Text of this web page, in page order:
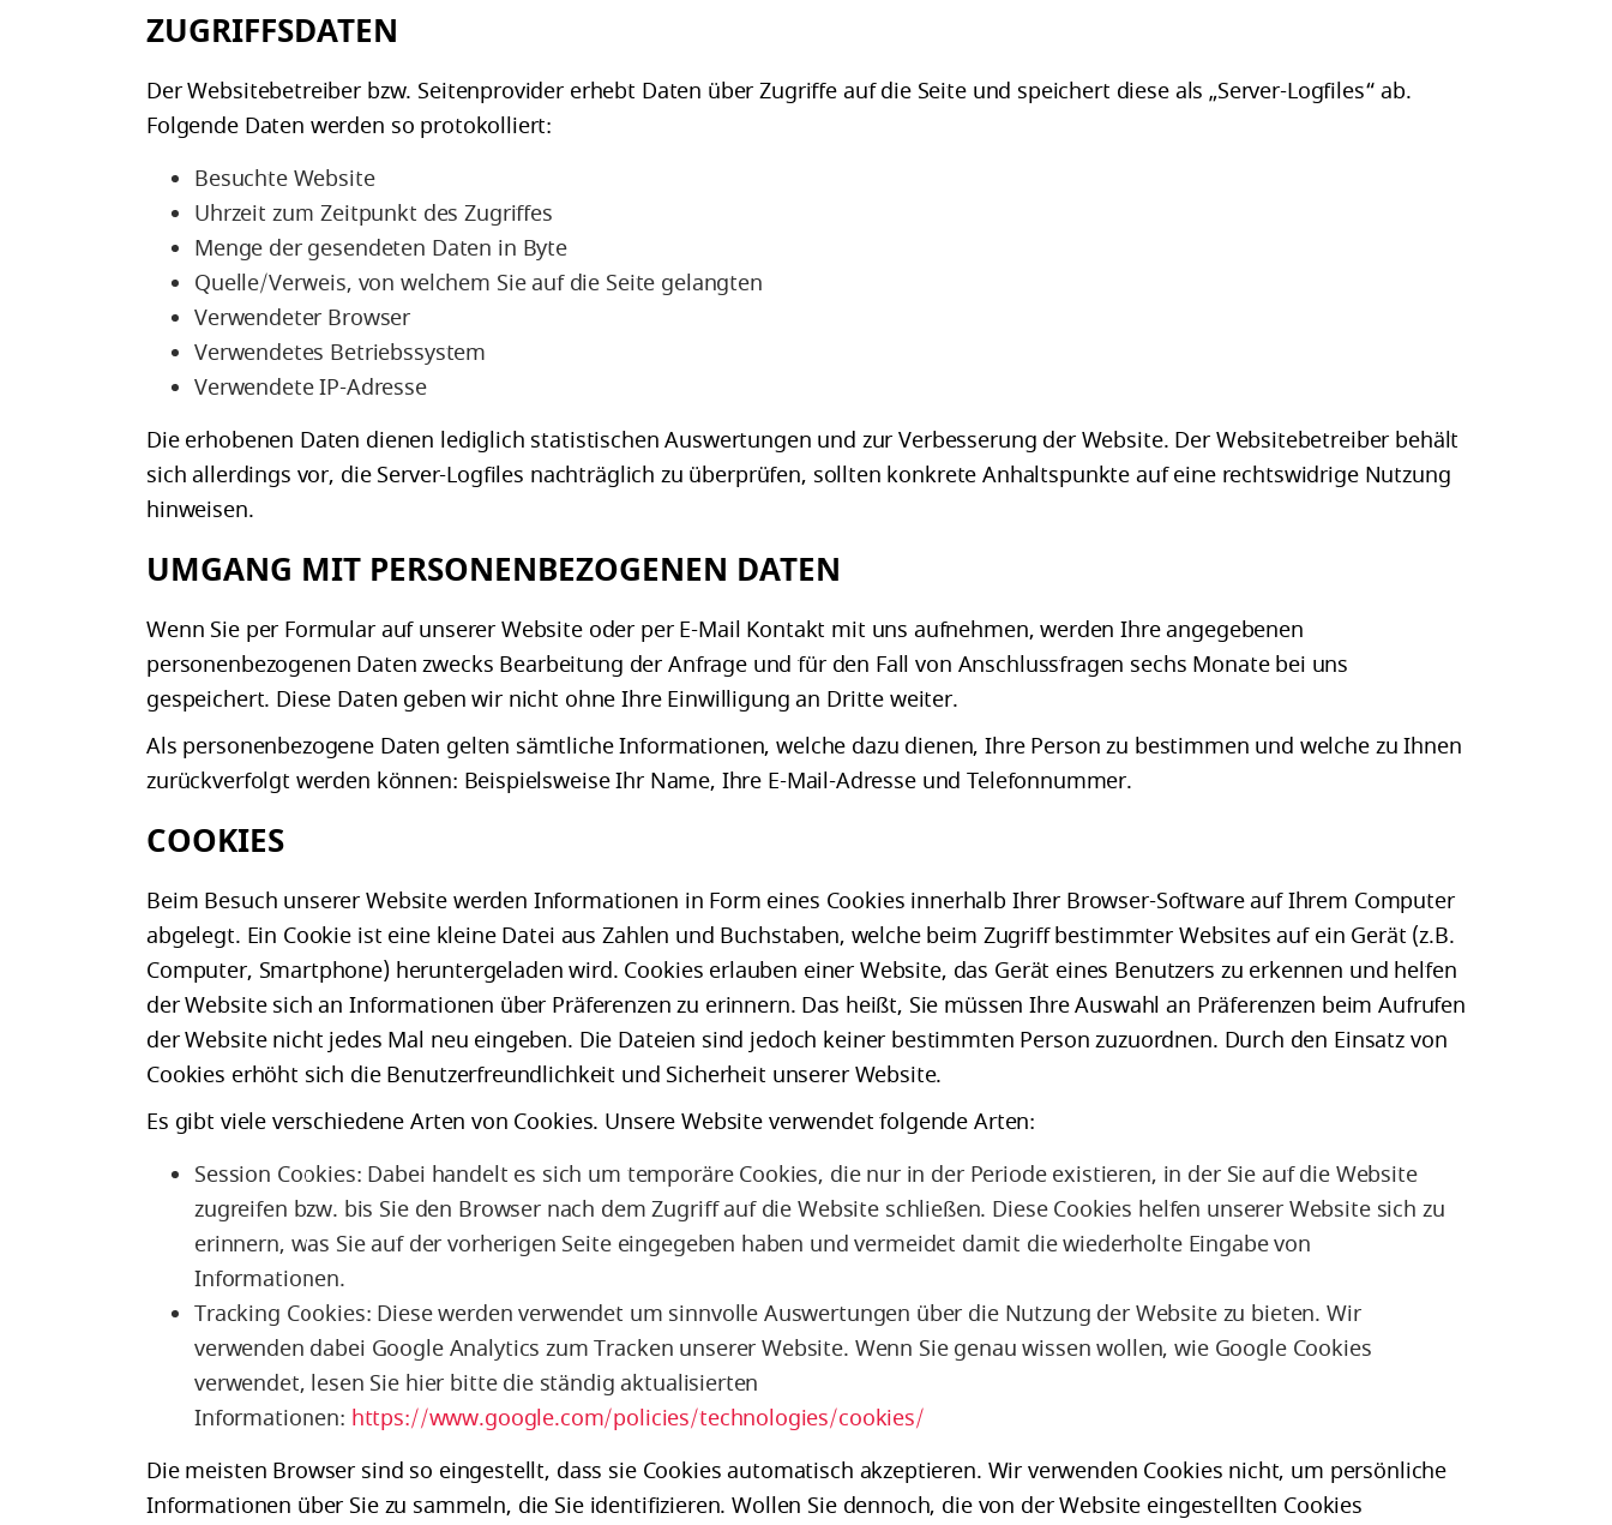
ZUGRIFFSDATEN
Der Websitebetreiber bzw. Seitenprovider erhebt Daten über Zugriffe auf die Seite und speichert diese als „Server-Logfiles“ ab.
Folgende Daten werden so protokolliert:
Besuchte Website
Uhrzeit zum Zeitpunkt des Zugriffes
Menge der gesendeten Daten in Byte
Quelle/Verweis, von welchem Sie auf die Seite gelangten
Verwendeter Browser
Verwendetes Betriebssystem
Verwendete IP-Adresse
Die erhobenen Daten dienen lediglich statistischen Auswertungen und zur Verbesserung der Website. Der Websitebetreiber behält
sich allerdings vor, die Server-Logfiles nachträglich zu überprüfen, sollten konkrete Anhaltspunkte auf eine rechtswidrige Nutzung
hinweisen.
UMGANG MIT PERSONENBEZOGENEN DATEN
Wenn Sie per Formular auf unserer Website oder per E-Mail Kontakt mit uns aufnehmen, werden Ihre angegebenen
personenbezogenen Daten zwecks Bearbeitung der Anfrage und für den Fall von Anschlussfragen sechs Monate bei uns
gespeichert. Diese Daten geben wir nicht ohne Ihre Einwilligung an Dritte weiter.
Als personenbezogene Daten gelten sämtliche Informationen, welche dazu dienen, Ihre Person zu bestimmen und welche zu Ihnen
zurückverfolgt werden können: Beispielsweise Ihr Name, Ihre E-Mail-Adresse und Telefonnummer.
COOKIES
Beim Besuch unserer Website werden Informationen in Form eines Cookies innerhalb Ihrer Browser-Software auf Ihrem Computer
abgelegt. Ein Cookie ist eine kleine Datei aus Zahlen und Buchstaben, welche beim Zugriff bestimmter Websites auf ein Gerät (z.B.
Computer, Smartphone) heruntergeladen wird. Cookies erlauben einer Website, das Gerät eines Benutzers zu erkennen und helfen
der Website sich an Informationen über Präferenzen zu erinnern. Das heißt, Sie müssen Ihre Auswahl an Präferenzen beim Aufrufen
der Website nicht jedes Mal neu eingeben. Die Dateien sind jedoch keiner bestimmten Person zuzuordnen. Durch den Einsatz von
Cookies erhöht sich die Benutzerfreundlichkeit und Sicherheit unserer Website.
Es gibt viele verschiedene Arten von Cookies. Unsere Website verwendet folgende Arten:
Session Cookies: Dabei handelt es sich um temporäre Cookies, die nur in der Periode existieren, in der Sie auf die Website
zugreifen bzw. bis Sie den Browser nach dem Zugriff auf die Website schließen. Diese Cookies helfen unserer Website sich zu
erinnern, was Sie auf der vorherigen Seite eingegeben haben und vermeidet damit die wiederholte Eingabe von
Informationen.
Tracking Cookies: Diese werden verwendet um sinnvolle Auswertungen über die Nutzung der Website zu bieten. Wir
verwenden dabei Google Analytics zum Tracken unserer Website. Wenn Sie genau wissen wollen, wie Google Cookies
verwendet, lesen Sie hier bitte die ständig aktualisierten
Informationen: https://www.google.com/policies/technologies/cookies/
Die meisten Browser sind so eingestellt, dass sie Cookies automatisch akzeptieren. Wir verwenden Cookies nicht, um persönliche
Informationen über Sie zu sammeln, die Sie identifizieren. Wollen Sie dennoch, die von der Website eingestellten Cookies